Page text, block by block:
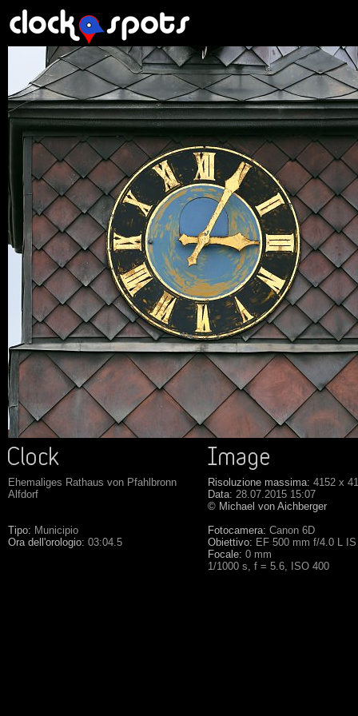
Ehemaliges Rathaus von Pfahlbronn
Alfdorf
Tipo: Municipio
Ora dell'orologio: 03:04.5
Risoluzione massima: 4152 x
Data: 28.07.2015 15:07
© Michael von Aichberger
Fotocamera: Canon 6D
Obiettivo: EF 500 mm f/4.0 L
Focale: 0 mm
1/1000 s, f = 5.6, ISO 400